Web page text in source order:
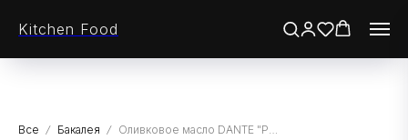
Kitchen Food
Все Бакалея Оливковое масло DANTE "POMACE" рафинированное c добавлением нерафин. масла, СТ/Б, 750мл